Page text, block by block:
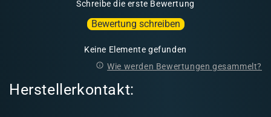
Schreibe die erste Bewertung
Bewertung schreiben
Keine Elemente gefunden
Wie werden Bewertungen gesammelt?
Herstellerkontakt: